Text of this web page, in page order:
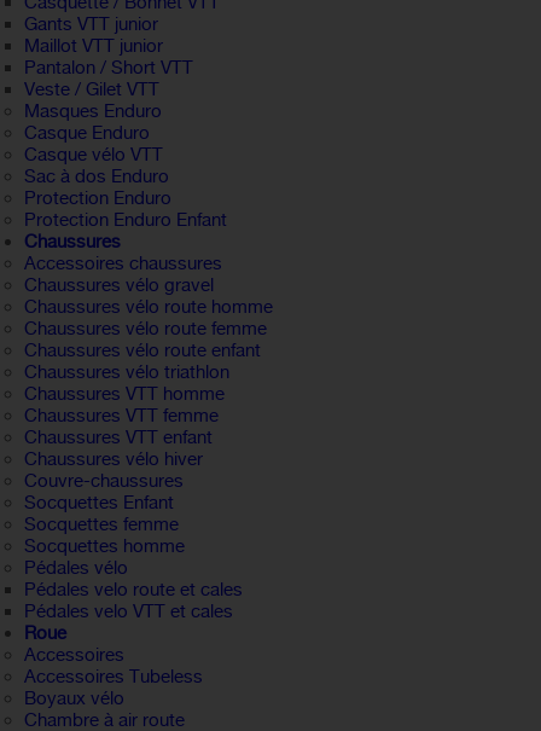
Gants VTT junior
Maillot VTT junior
Pantalon / Short VTT
Veste / Gilet VTT
Masques Enduro
Casque Enduro
Casque vélo VTT
Sac à dos Enduro
Protection Enduro
Protection Enduro Enfant
Chaussures
Accessoires chaussures
Chaussures vélo gravel
Chaussures vélo route homme
Chaussures vélo route femme
Chaussures vélo route enfant
Chaussures vélo triathlon
Chaussures VTT homme
Chaussures VTT femme
Chaussures VTT enfant
Chaussures vélo hiver
Couvre-chaussures
Socquettes Enfant
Socquettes femme
Socquettes homme
Pédales vélo
Pédales velo route et cales
Pédales velo VTT et cales
Roue
Accessoires
Accessoires Tubeless
Boyaux vélo
Chambre à air route